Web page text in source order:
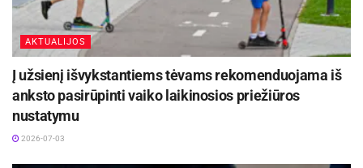
AKTUALIJOS
Į užsienį išvykstantiems tėvams rekomenduojama iš
anksto pasirūpinti vaiko laikinosios priežiūros
nustatymu
2026-07-03